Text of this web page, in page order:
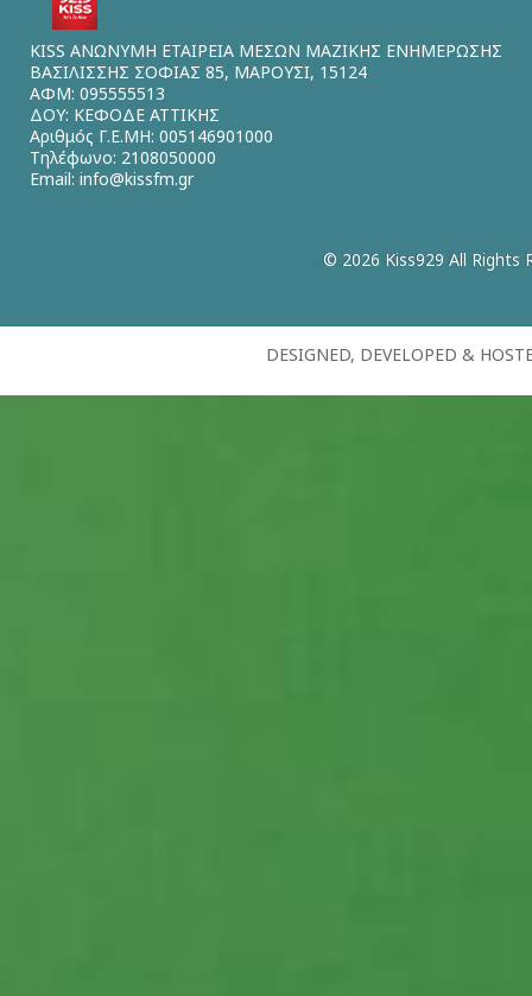
KISS ΑΝΩΝΥΜΗ ΕΤΑΙΡΕΙΑ ΜΕΣΩΝ ΜΑΖΙΚΗΣ ΕΝΗΜΕΡΩΣΗΣ
ΒΑΣΙΛΙΣΣΗΣ ΣΟΦΙΑΣ 85, ΜΑΡΟΥΣΙ, 15124
ΑΦΜ: 095555513
ΔΟΥ: ΚΕΦΟΔΕ ΑΤΤΙΚΗΣ
Αριθμός Γ.Ε.ΜΗ: 005146901000
Τηλέφωνο: 2108050000
Email: info@kissfm.gr
© 2026 Kiss929 All Rights
DESIGNED, DEVELOPED &